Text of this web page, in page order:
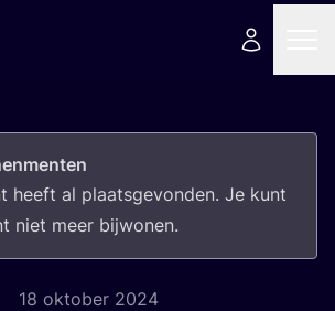
heeft al plaats­ge­von­den. Je kunt
niet meer bijwonen.
18 oktober 2024